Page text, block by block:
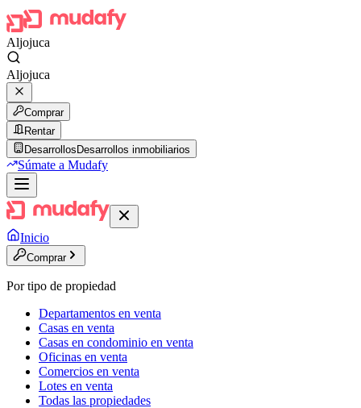
Aljojuca
Aljojuca
Comprar
Rentar
Desarrollos Desarrollos inmobiliarios
Súmate a Mudafy
Inicio
Comprar
Por tipo de propiedad
Departamentos en venta
Casas en venta
Casas en condominio en venta
Oficinas en venta
Comercios en venta
Lotes en venta
Todas las propiedades